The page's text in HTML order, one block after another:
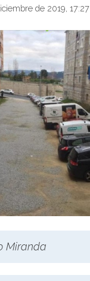
de 2019, 17:27
Miranda